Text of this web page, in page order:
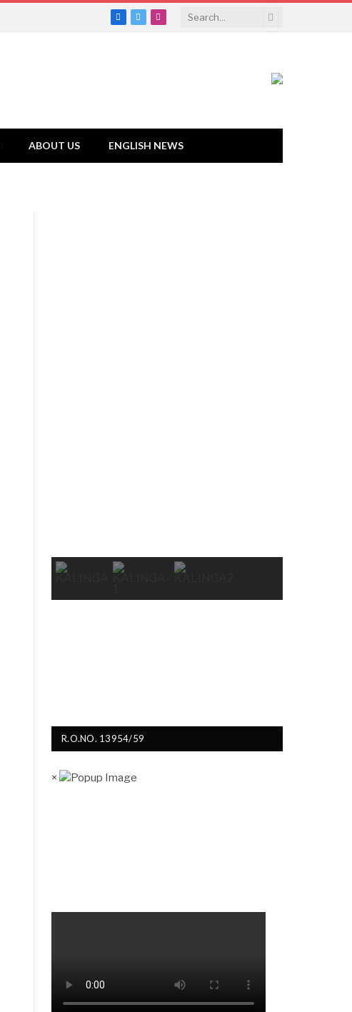
Facebook
TwitterInstagram
ABOUT US ENGLISH NEWS
R.O.NO. 13954/59
×